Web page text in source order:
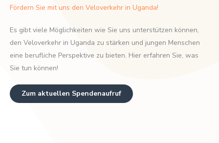
Fördern Sie mit uns den Veloverkehr in Uganda!
Es gibt viele Möglichkeiten wie Sie uns unterstützen können,
den Veloverkehr in Uganda zu stärken und jungen Menschen
eine berufliche Perspektive zu bieten. Hier erfahren Sie, was
Sie tun können!
Zum aktuellen Spendenaufruf